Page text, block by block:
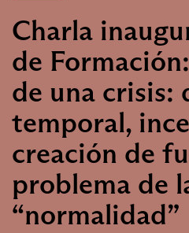
Charla
de
de una crisis:
temporal,
creación de
problema de
“normalidad”